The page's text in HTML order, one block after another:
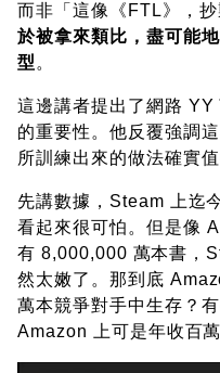
而非「這像《FTL》，抄
於被拿來類比，盡可能
型 。
這邊講者提出了網路 YY
的重要性。他反覆強調
所訓練出來的做法確實
先講數據，Steam 上迄
看起來很可怕。但是像
有 8,000,000 萬本書，
然太嫩了。那到底
萬本競爭對手中生存？
Amazon 上可是年收百萬